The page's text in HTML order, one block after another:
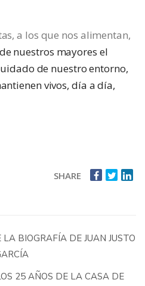
a los que nos alimentan,
nuestros mayores el
de nuestro entorno,
vivos, día a día,
SHARE
BIOGRAFÍA DE JUAN JUSTO
25 AÑOS DE LA CASA DE